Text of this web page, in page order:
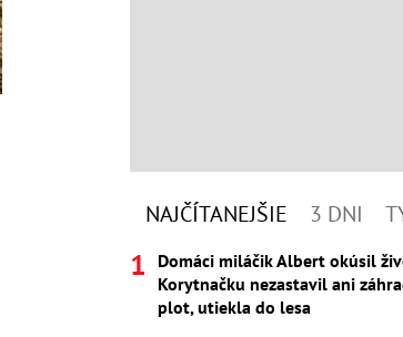
NAJČÍTANEJŠIE 3 DNI
Domáci miláčik Albert okúsil
Korytnačku nezastavil ani
plot, utiekla do lesa